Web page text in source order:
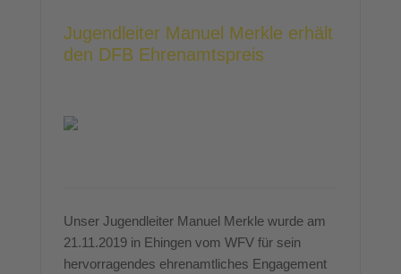
Jugendleiter Manuel Merkle erhält
den DFB Ehrenamtspreis
Unser Jugendleiter Manuel Merkle wurde am
21.11.2019 in Ehingen vom WFV für sein
hervorragendes ehrenamtliches Engagement